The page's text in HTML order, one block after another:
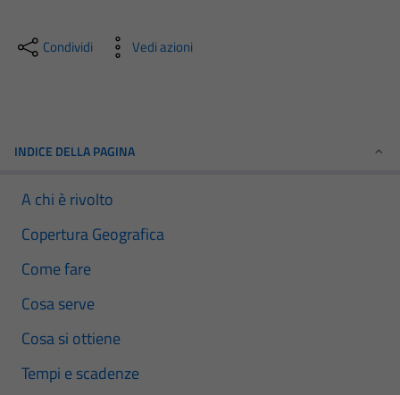
Condividi Vedi azioni
INDICE DELLA PAGINA
A chi è rivolto
Copertura Geografica
Come fare
Cosa serve
Cosa si ottiene
Tempi e scadenze